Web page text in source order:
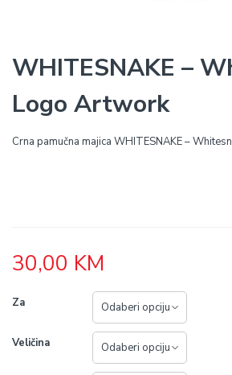
WHITESNAKE –
Logo Artwork
Crna pamučna majica WHITESNAKE –
30,00 KM
Za
Veličina